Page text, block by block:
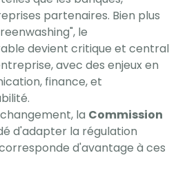
partenaires. Bien plus
le
devient critique et central
avec des enjeux en
finance, et
la Commission
d'adapter la régulation
d'avantage à ces